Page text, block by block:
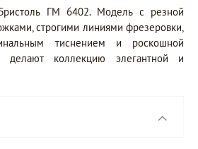
ГМ 6402. Модель с резной
строгими линиями фрезеровки,
тиснением и роскошной
делают коллекцию элегантной и